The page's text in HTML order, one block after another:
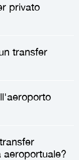
privato
viaggio
transfer
un
può farti
Le